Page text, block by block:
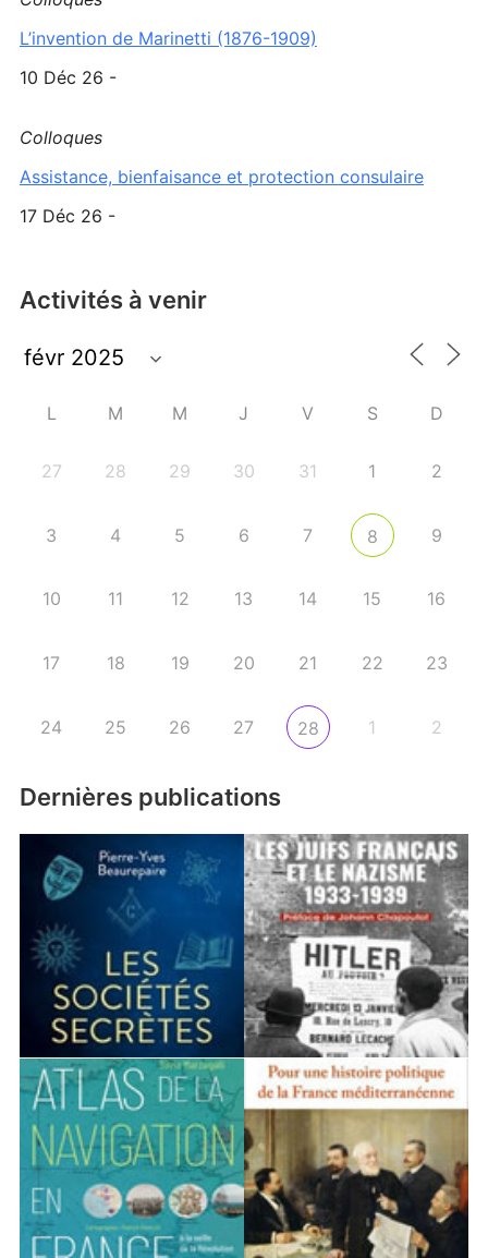
L’invention de Marinetti (1876-1909)
10 Déc 26 -
Colloques
Assistance, bienfaisance et protection consulaire
17 Déc 26 -
Activités à venir
L M M J V S D
27 28 29 30 31 1 2
3 4 5 6 7 8 9
10 11 12 13 14 15 16
17 18 19 20 21 22 23
24 25 26 27 28 1 2
Dernières publications